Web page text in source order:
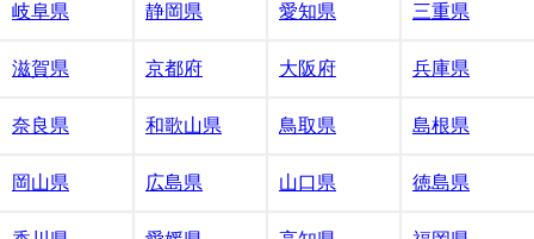
岐阜県 静岡県 愛知県 三重県
滋賀県 京都府 大阪府 兵庫県
奈良県 和歌山県 鳥取県 島根県
岡山県 広島県 山口県 徳島県